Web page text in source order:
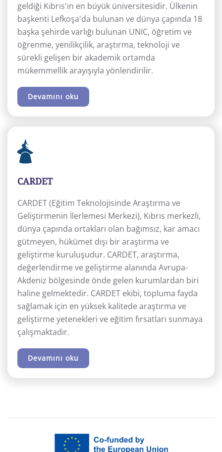
geldiği Kıbrıs'ın en büyük üniversitesidir. Ülkenin
başkenti Lefkoşa'da bulunan ve dünya çapında 18
başka şehirde varlığı bulunan UNIC, öğretim ve
öğrenme, yenilikçilik, araştırma, teknoloji ve
sürekli gelişen bir akademik ortamda
mükemmellik arayışıyla yönlendirilir.
Devamını oku
CARDET
CARDET (Eğitim Teknolojisinde Araştırma ve
Geliştirmenin İlerlemesi Merkezi), Kıbrıs merkezli,
dünya çapında ortakları olan bağımsız, kar amacı
gütmeyen, hükümet dışı bir araştırma ve
geliştirme kuruluşudur. CARDET, araştırma,
değerlendirme ve geliştirme alanında Avrupa-
Akdeniz bölgesinde önde gelen kurumlardan biri
haline gelmektedir. CARDET ekibi, topluma fayda
sağlamak için en yüksek kalitede araştırma ve
geliştirme yetenekleri ve eğitim fırsatları sunmaya
çalışmaktadır.
Devamını oku